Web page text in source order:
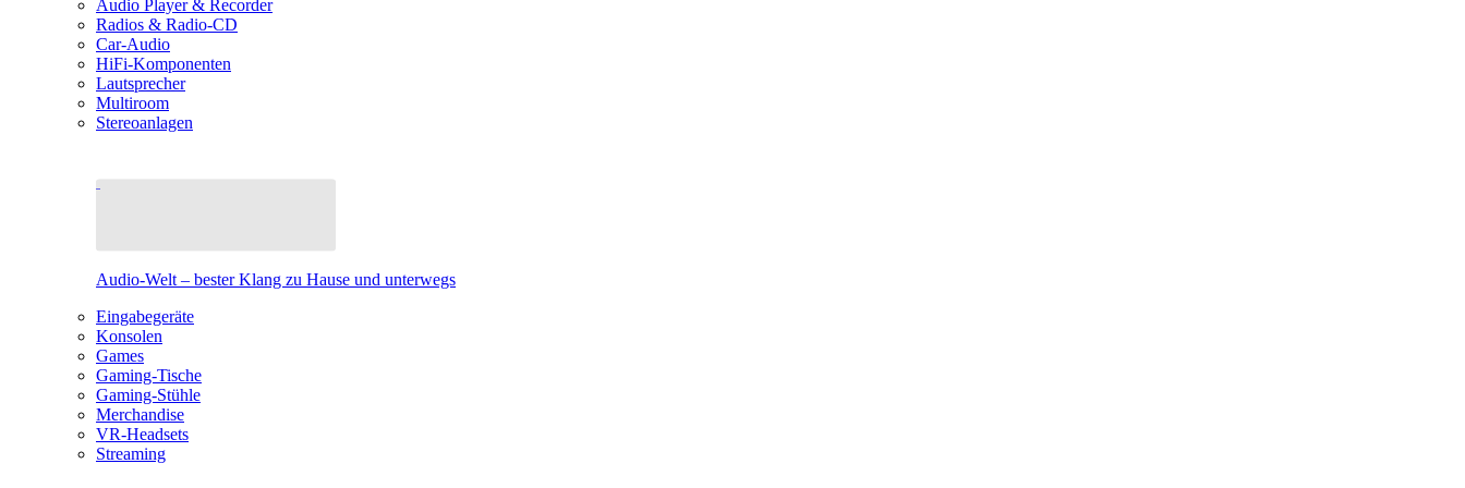
Audio Player & Recorder
Radios & Radio-CD
Car-Audio
HiFi-Komponenten
Lautsprecher
Multiroom
Stereoanlagen
Audio-Welt – bester Klang zu Hause und unterwegs
Eingabegeräte
Konsolen
Games
Gaming-Tische
Gaming-Stühle
Merchandise
VR-Headsets
Streaming